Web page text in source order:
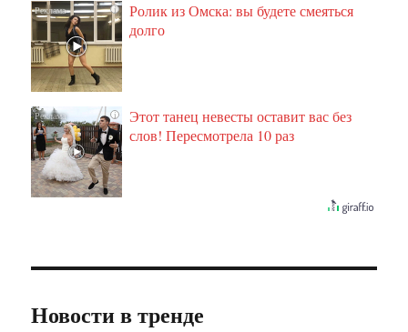
i
Ролик из Омска: вы будете смеяться
долго
i
Этот танец невесты оставит вас без
слов! Пересмотрела 10 раз
Новости в тренде